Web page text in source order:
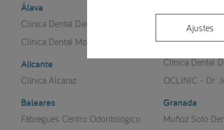
Álava
Clínica Dental David Chávarri
Clínica Dental Mozas
Alicante
Clínica Alcaraz
Baleares
Fàbregues Centro Odontológico
Berbís Estela
Clínica Dental
OCLINIC - Dr.
Granada
Muñoz Soto
Ajustes